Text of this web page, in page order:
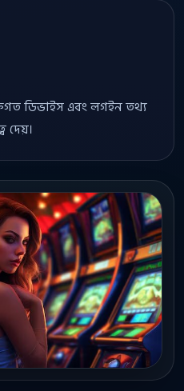
ডিভাইস এবং লগইন তথ্য
দেয়।